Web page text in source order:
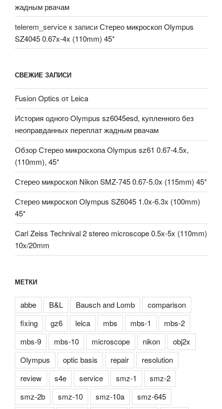
жадным рвачам
telerem_service к записиСтерео микроскоп Olympus
SZ4045 0.67x-4x (110mm) 45*
СВЕЖИЕ ЗАПИСИ
Fusion Optics от Leica
История одного Olympus sz6045esd, купленного без
неоправданных переплат жадным рвачам
Обзор Стерео микроскопа Olympus sz61 0.67-4.5x,
(110mm), 45*
Стерео микроскоп Nikon SMZ-745 0.67-5.0x (115mm) 45*
Стерео микроскоп Olympus SZ6045 1.0x-6.3x (100mm)
45*
Carl Zeiss Technival 2 stereo microscope 0.5x-5x (110mm)
10x/20mm
МЕТКИ
abbe B&L Bausch and Lomb
comparison
fixing
gz6 leica mbs mbs-1
mbs-2
mbs-9
mbs-10 microscope nikon
obj2x
Olympus
optic basis repair
resolution
review
s4e service smz-1
smz-2
smz-2b
smz-10 smz-10a
smz-645